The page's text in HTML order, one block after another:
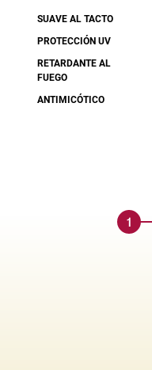
SUAVE AL TACTO
PROTECCIÓN UV
RETARDANTE AL
FUEGO
ANTIMICÓTICO